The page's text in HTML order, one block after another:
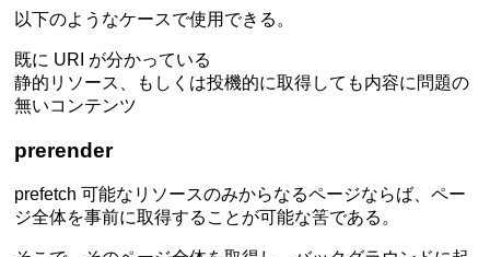
以下のようなケースで使用できる。
既に URI が分かっている
静的リソース、もしくは投機的に取得しても内容に問題の
無いコンテンツ
prerender
prefetch 可能なリソースのみからなるページならば、ペー
ジ全体を事前に取得することが可能な筈である。